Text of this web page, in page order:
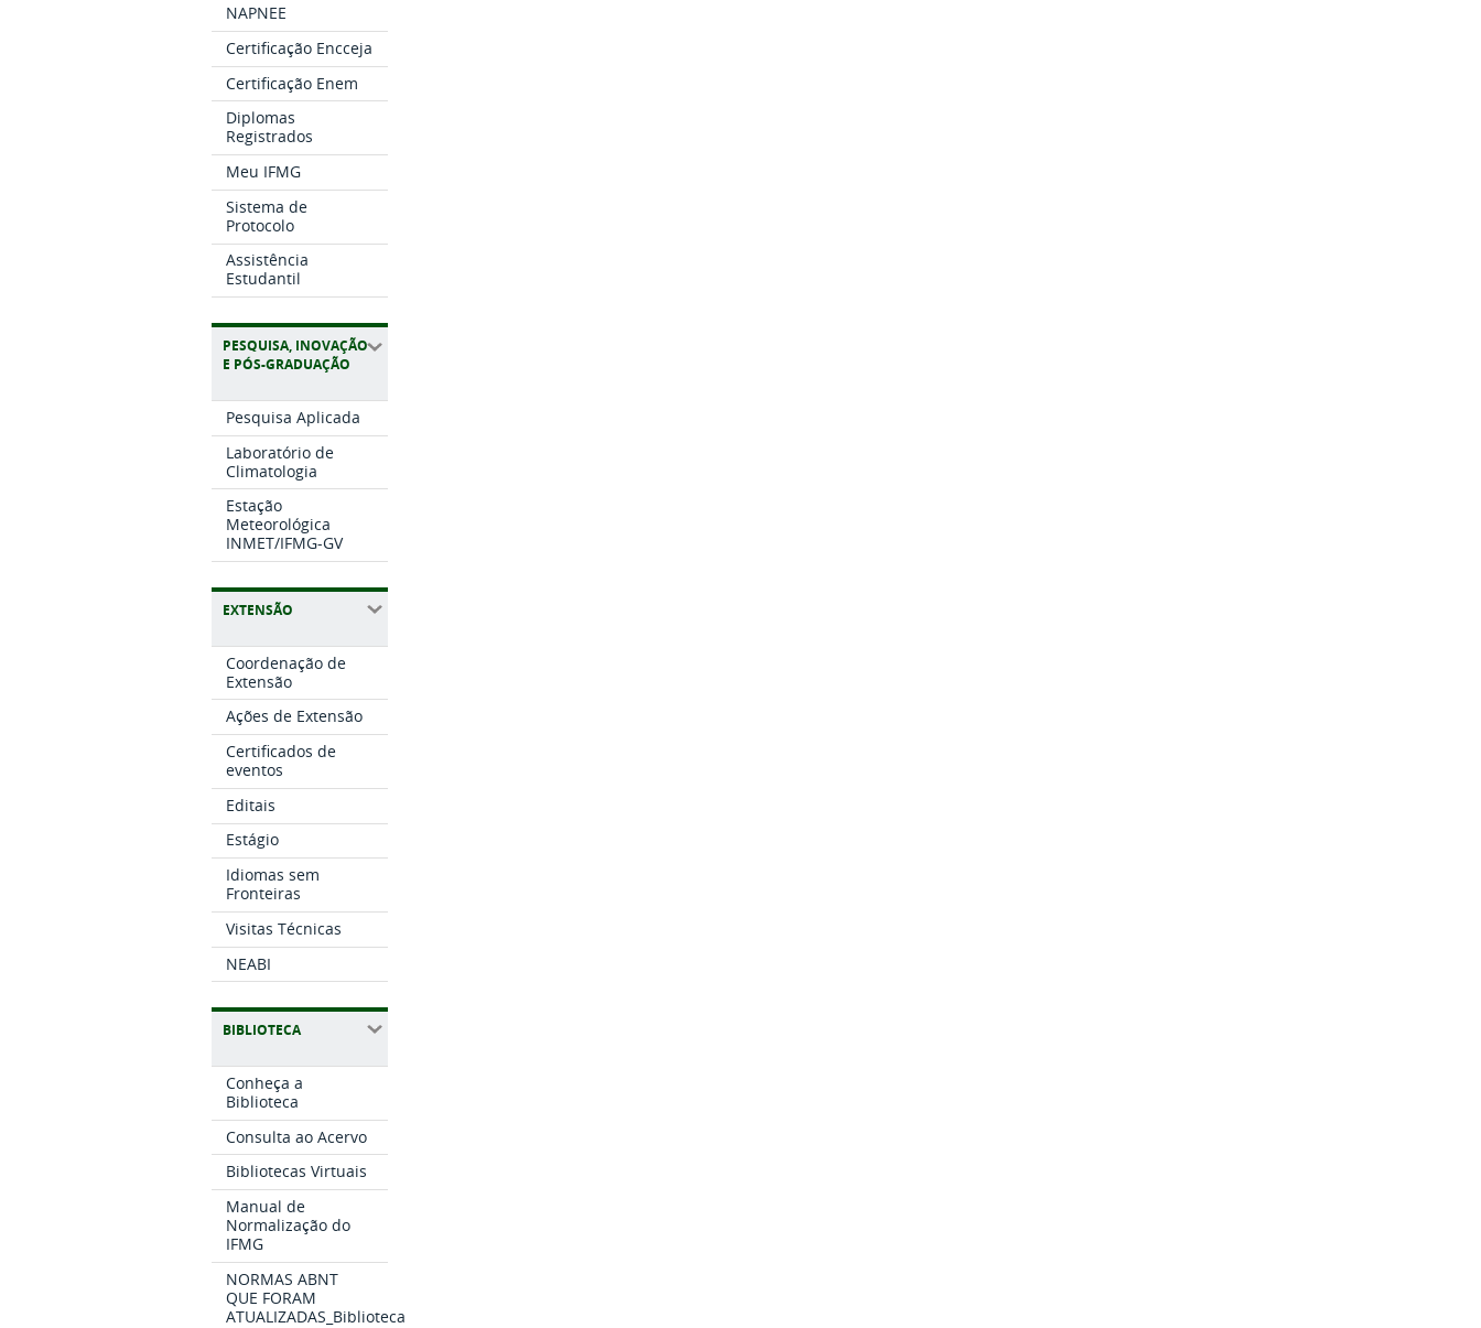
NAPNEE
Certificação Encceja
Certificação Enem
Diplomas
Registrados
Meu IFMG
Sistema de
Protocolo
Assistência
Estudantil
PESQUISA, INOVAÇÃO
E PÓS-GRADUAÇÃO
Pesquisa Aplicada
Laboratório de
Climatologia
Estação
Meteorológica
INMET/IFMG-GV
EXTENSÃO
Coordenação de
Extensão
Ações de Extensão
Certificados de
eventos
Editais
Estágio
Idiomas sem
Fronteiras
Visitas Técnicas
NEABI
BIBLIOTECA
Conheça a
Biblioteca
Consulta ao Acervo
Bibliotecas Virtuais
Manual de
Normalização do
IFMG
NORMAS ABNT
QUE FORAM
ATUALIZADAS_Biblioteca